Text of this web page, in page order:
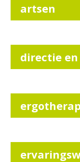
artsen
directie